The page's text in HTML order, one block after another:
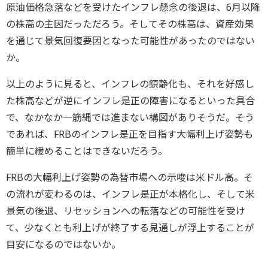
原油価格急落などを受けたインフレ懸念の後退は、6月以降
の株高の主因だっただろう。そしてその株高は、資産効果
を通じて景気回復要因となった可能性があったのではない
か。
以上のように見ると、インフレの鎮静化も、それを好感し
た株高などが逆にインフレ是正の障害になるといった具合
で、なかなか一筋縄では進まない構図がありそうだ。そう
であれば、FRBのインフレ是正を目指す大幅利上げ姿勢も
簡単に緩めることはできないだろう。
FRBの大幅利上げ姿勢の為替市場への示唆は米ドル高。そ
の流れが変わるのは、インフレ是正が本格化し、そして米
景気の後退、リセッションへの転落などの可能性を受け
て、少なくとも利上げが終了する見通しが浮上することが
目安になるのではないか。